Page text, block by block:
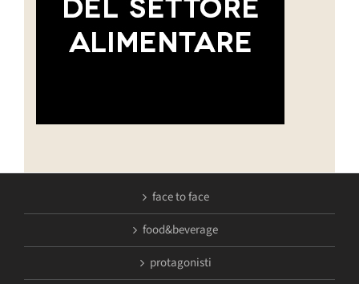
face to face
food&beverage
protagonisti